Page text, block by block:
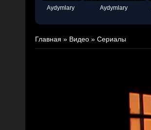
Aydymlary Aydymlary
Главная » Видео » Сериалы